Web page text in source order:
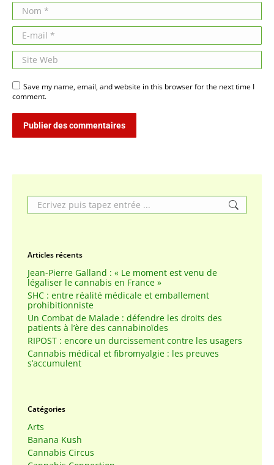
Nom *
E-mail *
Site Web
Save my name, email, and website in this browser for the next time I
comment.
Publier des commentaires
Search:
Articles récents
Jean-Pierre Galland : « Le moment est venu de
légaliser le cannabis en France »
SHC : entre réalité médicale et emballement
prohibitionniste
Un Combat de Malade : défendre les droits des
patients à l’ère des cannabinoïdes
RIPOST : encore un durcissement contre les usagers
Cannabis médical et fibromyalgie : les preuves
s’accumulent
Catégories
Arts
Banana Kush
Cannabis Circus